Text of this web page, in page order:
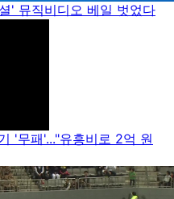
' 뮤직비디오 베일 벗었다
'무패'..."유흥비로 2억 원